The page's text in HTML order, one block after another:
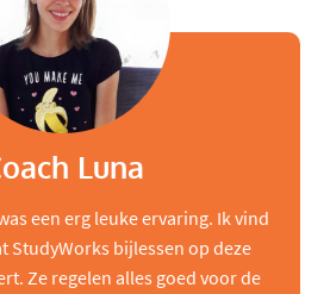
Luna
een erg leuke ervaring. Ik vind
StudyWorks bijlessen op deze
Ze regelen alles goed voor de